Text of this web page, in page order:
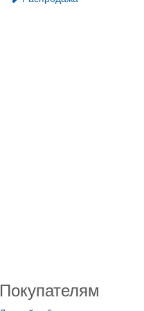
Покупателям